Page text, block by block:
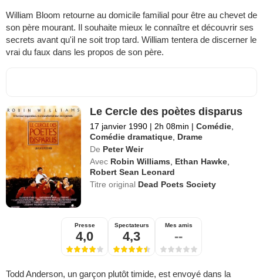
William Bloom retourne au domicile familial pour être au chevet de
son père mourant. Il souhaite mieux le connaître et découvrir ses
secrets avant qu'il ne soit trop tard. William tentera de discerner le
vrai du faux dans les propos de son père.
Le Cercle des poètes disparus
17 janvier 1990 | 2h 08min | Comédie,
Comédie dramatique, Drame
De Peter Weir
Avec Robin Williams, Ethan Hawke,
Robert Sean Leonard
Titre original Dead Poets Society
Presse
4,0
Spectateurs
4,3
Mes amis
--
Todd Anderson, un garçon plutôt timide, est envoyé dans la